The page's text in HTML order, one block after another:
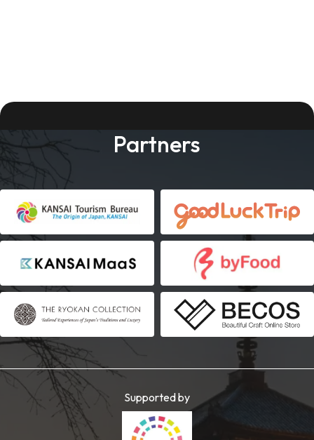
Partners
Supported by